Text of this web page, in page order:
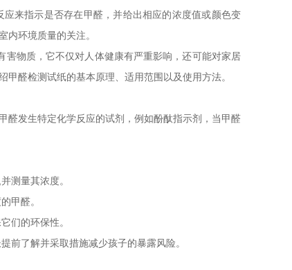
来指示是否存在甲醛，并给出相应的浓度值或颜色变
内环境质量的关注。
物质，它不仅对人体健康有严重影响，还可能对家居
醛检测试纸的基本原理、适用范围以及使用方法。
醛发生特定化学反应的试剂，例如酚酞指示剂，当甲醛
测量其浓度。
甲醛。
们的环保性。
前了解并采取措施减少孩子的暴露风险。